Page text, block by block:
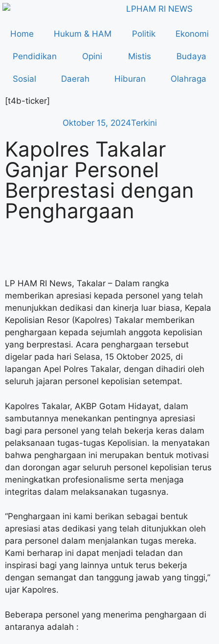
Home Hukum & HAM Politik Ekonomi
Pendidikan Opini Mistis Budaya
Sosial Daerah Hiburan Olahraga
[t4b-ticker]
Oktober 15, 2024Terkini
Kapolres Takalar
Ganjar Personel
Berprestasi dengan
Penghargaan
LP HAM RI News, Takalar – Dalam rangka
memberikan apresiasi kepada personel yang telah
menunjukkan dedikasi dan kinerja luar biasa, Kepala
Kepolisian Resor (Kapolres) Takalar memberikan
penghargaan kepada sejumlah anggota kepolisian
yang berprestasi. Acara penghargaan tersebut
digelar pada hari Selasa, 15 Oktober 2025, di
lapangan Apel Polres Takalar, dengan dihadiri oleh
seluruh jajaran personel kepolisian setempat.
Kapolres Takalar, AKBP Gotam Hidayat, dalam
sambutannya menekankan pentingnya apresiasi
bagi para personel yang telah bekerja keras dalam
pelaksanaan tugas-tugas Kepolisian. Ia menyatakan
bahwa penghargaan ini merupakan bentuk motivasi
dan dorongan agar seluruh personel kepolisian terus
meningkatkan profesionalisme serta menjaga
integritas dalam melaksanakan tugasnya.
“Penghargaan ini kami berikan sebagai bentuk
apresiasi atas dedikasi yang telah ditunjukkan oleh
para personel dalam menjalankan tugas mereka.
Kami berharap ini dapat menjadi teladan dan
inspirasi bagi yang lainnya untuk terus bekerja
dengan semangat dan tanggung jawab yang tinggi,”
ujar Kapolres.
Beberapa personel yang menerima penghargaan di
antaranya adalah :